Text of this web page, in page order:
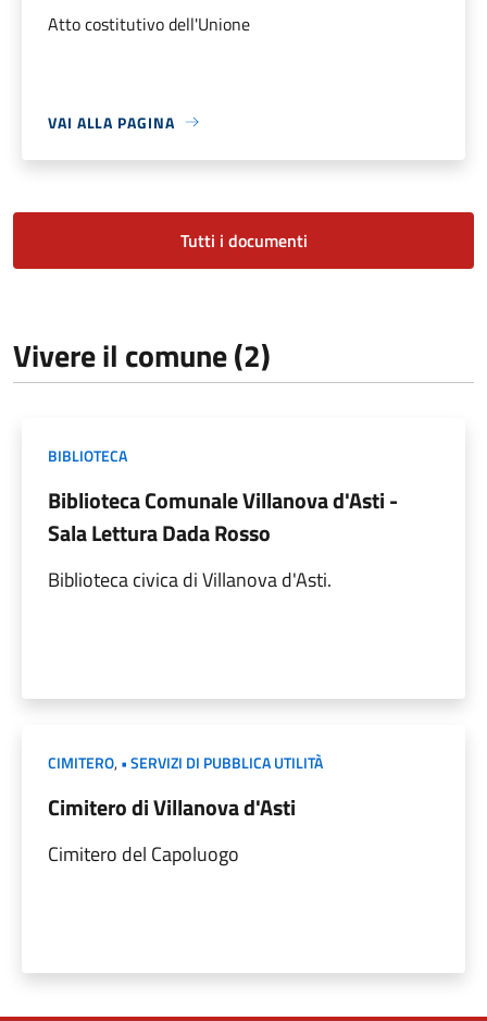
Atto costitutivo dell'Unione
VAI ALLA PAGINA
Tutti i documenti
Vivere il comune (2)
BIBLIOTECA
Biblioteca Comunale Villanova d'Asti -
Sala Lettura Dada Rosso
Biblioteca civica di Villanova d'Asti.
CIMITERO,• SERVIZI DI PUBBLICA UTILITÀ
Cimitero di Villanova d'Asti
Cimitero del Capoluogo